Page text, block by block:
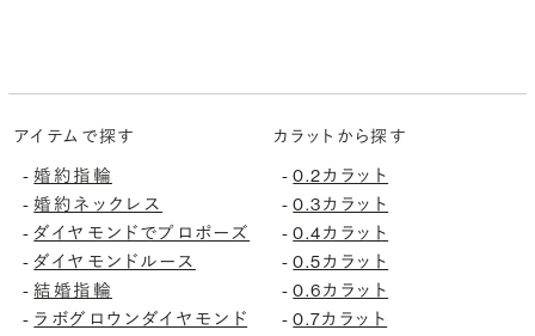
アイテムで探す
-婚約指輪
-婚約ネックレス
-ダイヤモンドでプロポーズ
-ダイヤモンドルース
-結婚指輪
- ラボグロウンダイヤモンド
カラットから探す
-0.2カラット
-0.3カラット
-0.4カラット
-0.5カラット
-0.6カラット
-0.7カラット